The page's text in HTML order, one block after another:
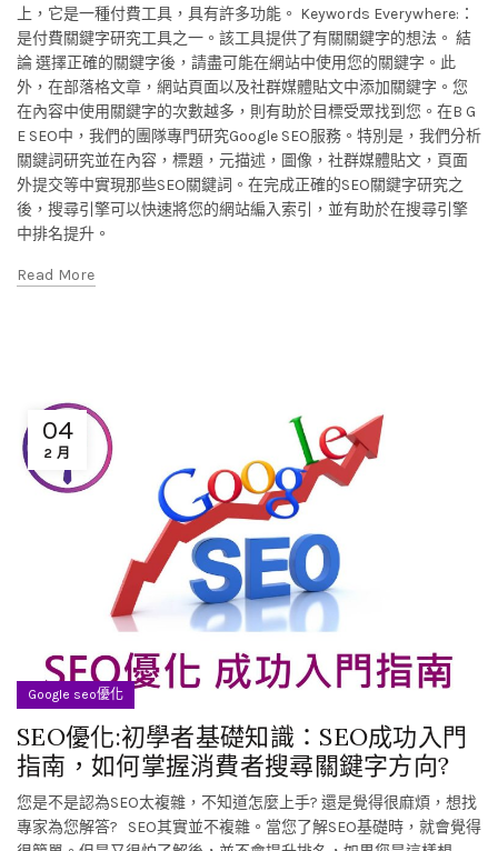
上，它是一種付費工具，具有許多功能。 Keywords Everywhere:：
是付費關鍵字研究工具之一。該工具提供了有關關鍵字的想法。 結
論 選擇正確的關鍵字後，請盡可能在網站中使用您的關鍵字。此
外，在部落格文章，網站頁面以及社群媒體貼文中添加關鍵字。您
在內容中使用關鍵字的次數越多，則有助於目標受眾找到您。在B G
E SEO中，我們的團隊專門研究Google SEO服務。特別是，我們分析
關鍵詞研究並在內容，標題，元描述，圖像，社群媒體貼文，頁面
外提交等中實現那些SEO關鍵詞。在完成正確的SEO關鍵字研究之
後，搜尋引擎可以快速將您的網站編入索引，並有助於在搜尋引擎
中排名提升。
Read More
04
2 月
Google seo優化
SEO優化:初學者基礎知識：SEO成功入門
指南，如何掌握消費者搜尋關鍵字方向?
您是不是認為SEO太複雜，不知道怎麼上手? 還是覺得很麻煩，想找
專家為您解答? SEO其實並不複雜。當您了解SEO基礎時，就會覺得